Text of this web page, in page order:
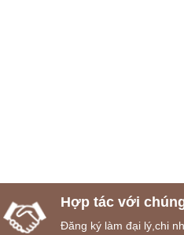
Hợp tác với
Đăng ký làm đại lý,chi